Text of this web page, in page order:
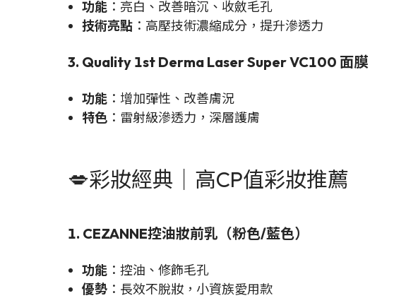
功能 ：亮白、改善暗沉、收斂毛孔
技術亮點 ：高壓技術濃縮成分，提升滲透力
3. Quality 1st Derma Laser Super VC100 面膜
功能 ：增加彈性、改善膚況
特色 ：雷射級滲透力，深層護膚
💋彩妝經典｜高CP值彩妝推薦
1. CEZANNE控油妝前乳（粉色/藍色）
功能 ：控油、修飾毛孔
優勢 ：長效不脫妝，小資族愛用款